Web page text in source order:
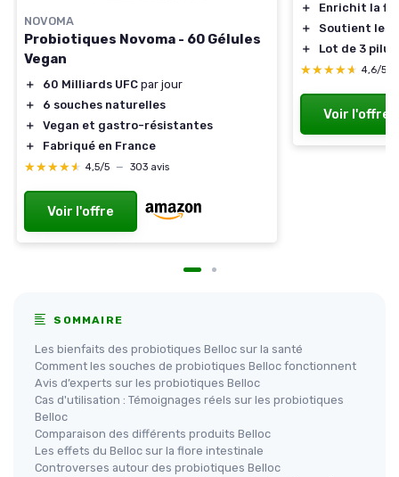
NOVOMA
Probiotiques Novoma - 60 Gélules
Vegan
＋ 60 Milliards UFC par jour
＋
6 souches naturelles
＋
Vegan et gastro-résistantes
＋
Fabriqué en France
★★★★★
★★★★★ 4,5/5 — 303 avis
Voir l'offre
＋
Enrichit la
＋
Soutient les
＋
Lot de 3
★★★★★
★★★★★ 4,6/5
Voir l'offre
SOMMAIRE
Les bienfaits des probiotiques Belloc sur la santé
Comment les souches de probiotiques Belloc fonctionnent
Avis d’experts sur les probiotiques Belloc
Cas d'utilisation : Témoignages réels sur les probiotiques
Belloc
Comparaison des différents produits Belloc
Les effets du Belloc sur la flore intestinale
Controverses autour des probiotiques Belloc